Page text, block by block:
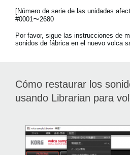
[Número de serie de las unidades
#0001〜2680
Por favor, sigue las instrucciones de
sonidos de fábrica en el nuevo volca
Cómo restaurar los
usando Librarian para